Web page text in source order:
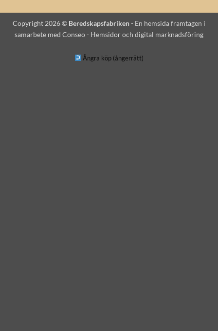
Copyright 2026 © Beredskapsfabriken- En hemsida framtagen i
samarbete med Conseo - Hemsidor och digital marknadsföring
Ångra köp (ångerrätt)